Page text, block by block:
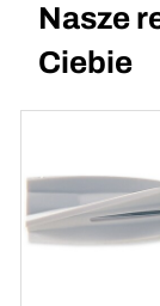
Nasze
Ciebie